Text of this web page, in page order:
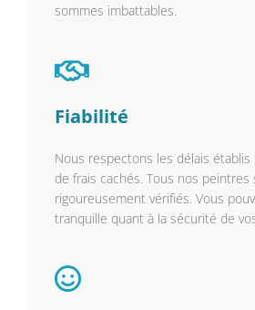
sommes imbattables.
Fiabilité
Nous respectons les délais établis
de frais cachés. Tous nos peintres
rigoureusement vérifiés. Vous
tranquille quant à la sécurité de